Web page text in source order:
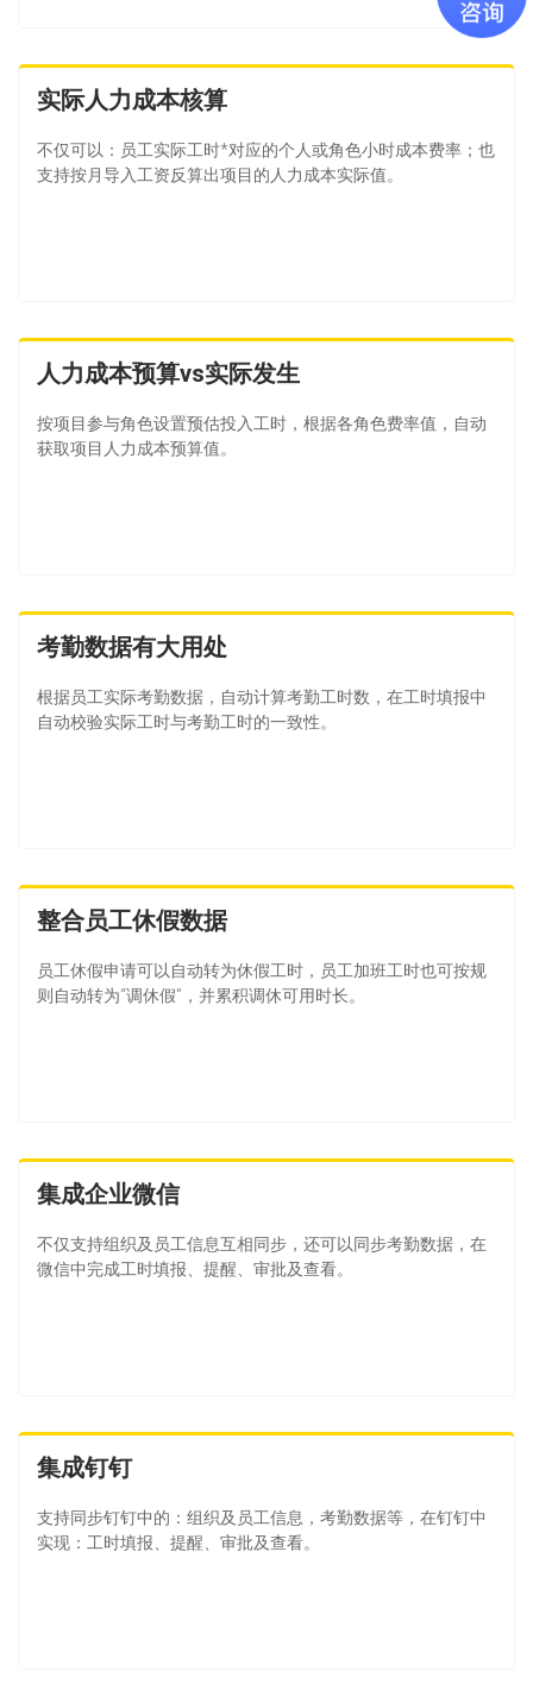
实际人力成本核算
不仅可以：员工实际工时*对应的个人或角色小时成本费率；也
支持按月导入工资反算出项目的人力成本实际值。
人力成本预算vs实际发生
按项目参与角色设置预估投入工时，根据各角色费率值，自动
获取项目人力成本预算值。
考勤数据有大用处
根据员工实际考勤数据，自动计算考勤工时数，在工时填报中
自动校验实际工时与考勤工时的一致性。
整合员工休假数据
员工休假申请可以自动转为休假工时，员工加班工时也可按规
则自动转为“调休假”，并累积调休可用时长。
集成企业微信
不仅支持组织及员工信息互相同步，还可以同步考勤数据，在
微信中完成工时填报、提醒、审批及查看。
集成钉钉
支持同步钉钉中的：组织及员工信息，考勤数据等，在钉钉中
实现：工时填报、提醒、审批及查看。